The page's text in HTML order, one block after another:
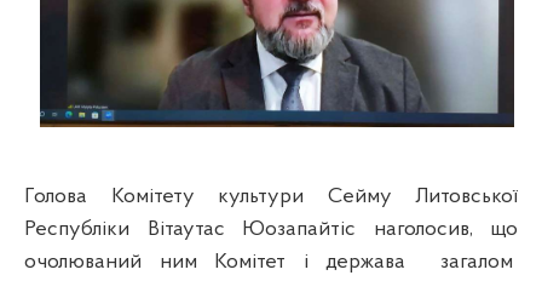
Голова Комітету культури Сейму Литовської
Республіки Вітаутас Юозапайтіс наголосив, що
очолюваний ним Комітет і держава
загалом